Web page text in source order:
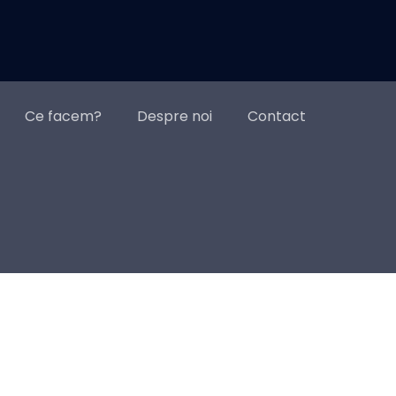
Ce facem? Despre noi Contact